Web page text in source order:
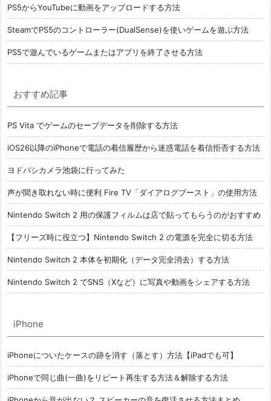
PS5からYouTubeに動画をアップロードする方法
SteamでPS5のコントローラー(DualSense)を使いゲームを遊ぶ方法
PS5で遊んでいるゲームまたはアプリを終了させる方法
おすすめ記事
PS Vita でゲームのセーブデータを削除する方法
iOS26以降のiPhoneで電話の着信履歴から迷惑電話を着信拒否する方法
ヨドバシカメラ池袋に行ってみた
声が聞き取れない時に便利 Fire TV「ダイアログブースト」の使用方法
Nintendo Switch 2 用の保護フィルムは店で貼ってもらうのがおすすめ
【フリーズ時に役立つ】Nintendo Switch 2 の電源を完全に切る方法
Nintendo Switch 2 本体を初期化（データ完全消去）する方法
Nintendo Switch 2 でSNS（Xなど）に写真や動画をシェアする方法
iPhone
iPhoneについたケースの跡を消す（落とす）方法【iPadでも可】
iPhoneで同じ曲(一曲)をリピート再生する方法＆解除する方法